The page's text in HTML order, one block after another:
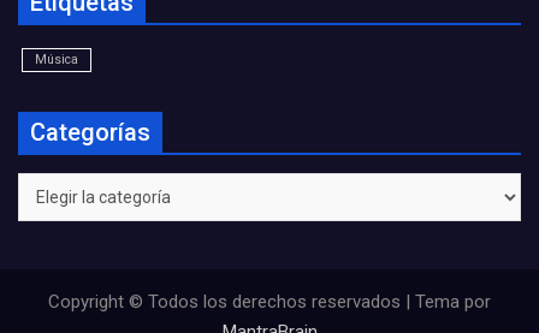
Música
Categorías
Categorías
Copyright © Todos los derechos reservados | Tema por